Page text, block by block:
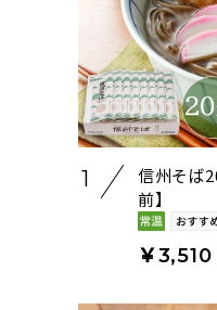
1
信州そば
前】
￥3,510